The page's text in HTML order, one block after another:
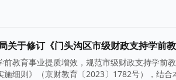
关于修订《门头沟区市级财政支持学前
前教育事业提质增效，规范市级财政支持学前
施细则》（京财教育〔2023〕1782号），结